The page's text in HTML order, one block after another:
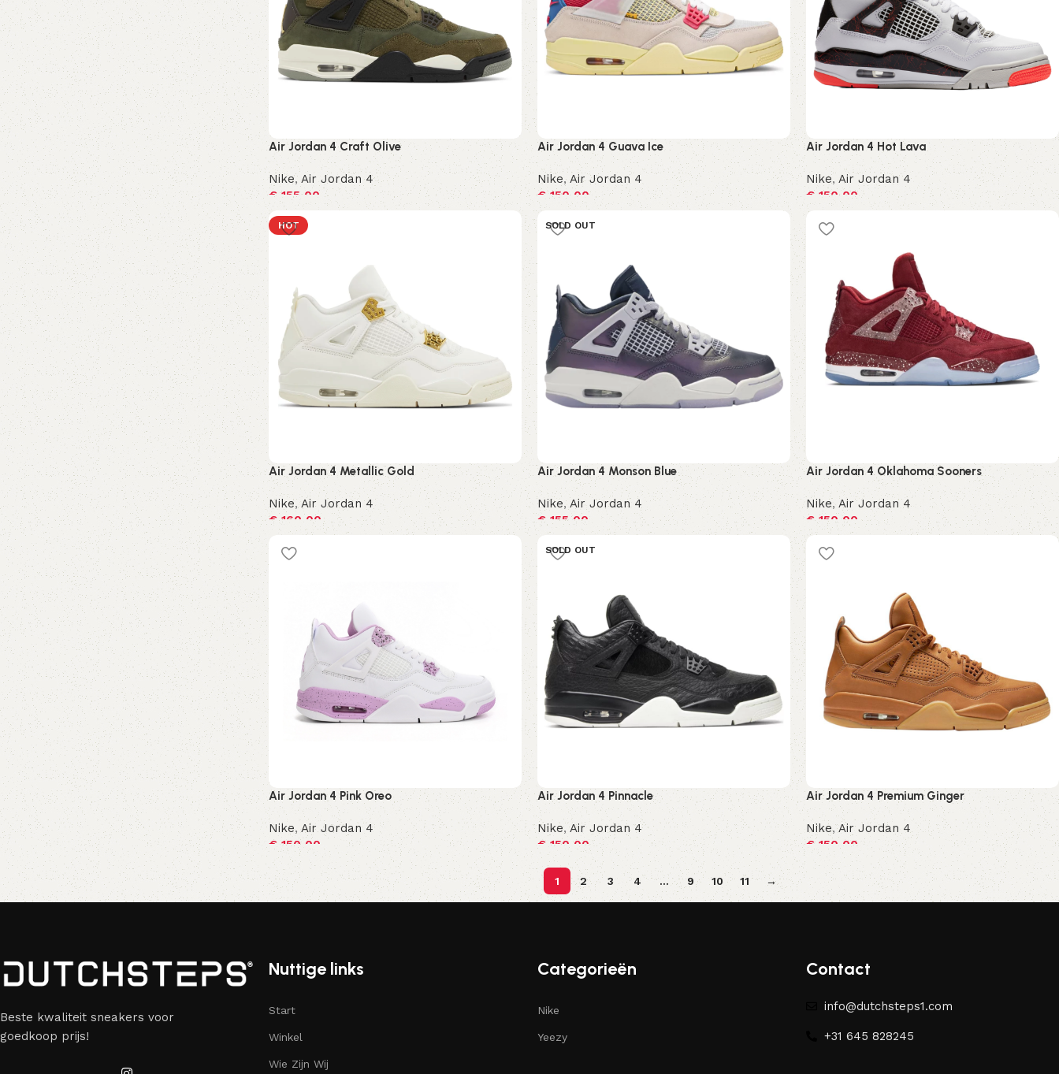
Air Jordan 4 Craft Olive
Nike, Air Jordan 4
€ 155,00
Opties selecteren
Air Jordan 4 Guava Ice
Nike, Air Jordan 4
€150,00
Air Jordan 4 Hot Lava
Nike, Air Jordan 4
€ 150,00
HOT
Air Jordan 4 Metallic Gold
Nike, Air Jordan 4
€160,00
SOLD OUT
Air Jordan 4 Monson Blue
Nike, Air Jordan 4
€ 155,00
Air Jordan 4 Oklahoma Sooners
Nike, Air Jordan 4
€150,00
Air Jordan 4 Pink Oreo
Nike, Air Jordan 4
€ 150,00
Opties selecteren
SOLD OUT
Air Jordan 4 Pinnacle
Nike,Air Jordan 4
€ 150,00
Opties selecteren
Air Jordan 4 Premium Ginger
Nike,Air Jordan 4
€150,00
Opties selecteren
1 2 3 4 … 9 10 11 →
Beste kwaliteit sneakers voor
goedkoop prijs!
Nuttige links
Start
Winkel
Wie Zijn Wij
Categorieën
Nike
Yeezy
Contact
info@dutchsteps1.com
+31 645 828245